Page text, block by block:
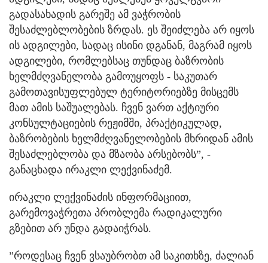
გადასახადის გარეშე ამ ვაჭრობის
შესაძლებლობების ზრდას. ეს შეიძლება არ იყოს
ის ადგილები, სადაც ისინი დგანან, მაგრამ იყოს
ადგილები, რომლებსაც თუნდაც ბაზრობის
ხელმძღვანელობა გამოუყოფს - საკუთარ
გამოთავისუფლებულ ტერიტორიებზე მისცემს
მათ ამის საშუალებას. ჩვენ ვართ აქტიური
კონსულტაციების რეჟიმში, პრაქტიკულად,
ბაზრობების ხელმძღვანელობების მხრიდან ამის
შესაძლებლობა და მზაობა არსებობს”, -
განაცხადა ირაკლი ლექვინაძემ.
ირაკლი ლექვინაძის ინფორმაციით,
გარემოვაჭრეთა პრობლემა რადიკალური
გზებით არ უნდა გადაიჭრას.
”როდესაც ჩვენ ვსაუბრობთ ამ საკითხზე, ძალიან